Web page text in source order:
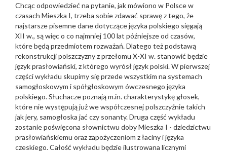
Chcąc odpowiedzieć na pytanie, jak mówiono w Polsce w
czasach Mieszka I, trzeba sobie zdawać sprawę z tego, że
najstarsze pisemne dane dotyczące języka polskiego sięgają
XII w., są więc o co najmniej 100 lat późniejsze od czasów,
które będą przedmiotem rozważań. Dlatego też podstawą
rekonstrukcji polszczyzny z przełomu X-XI w. stanowić będzie
język prasłowiański, z którego wyrósł język polski. W pierwszej
części wykładu skupimy się przede wszystkim na systemach
samogłoskowym i spółgłoskowym ówczesnego języka
polskiego. Słuchacze poznają m.in. charakterystykę głosek,
które nie występują już we współczesnej polszczyźnie takich
jak jery, samogłoska jać czy sonanty. Druga część wykładu
zostanie poświęcona słownictwu doby Mieszka I - dziedzictwu
prasłowiańskiemu oraz zapożyczeniom z łaciny i języka
czeskiego. Całość wykładu będzie ilustrowana licznymi